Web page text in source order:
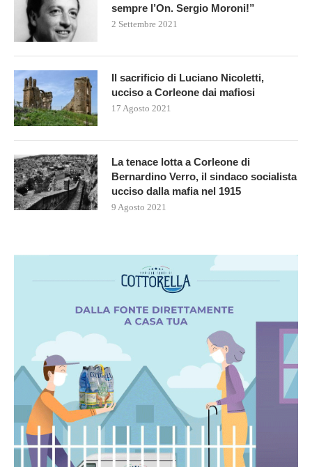
sempre l’On. Sergio Moroni!”
2 Settembre 2021
Il sacrificio di Luciano Nicoletti,
ucciso a Corleone dai mafiosi
17 Agosto 2021
La tenace lotta a Corleone di
Bernardino Verro, il sindaco socialista
ucciso dalla mafia nel 1915
9 Agosto 2021